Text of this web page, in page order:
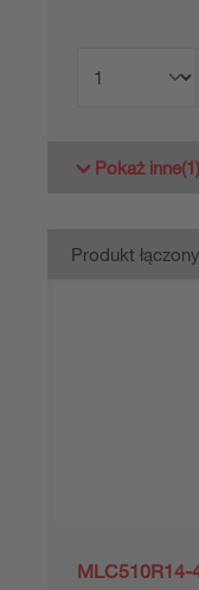
Pokaż inne(1)
Produkt łączony
MLC510R14-